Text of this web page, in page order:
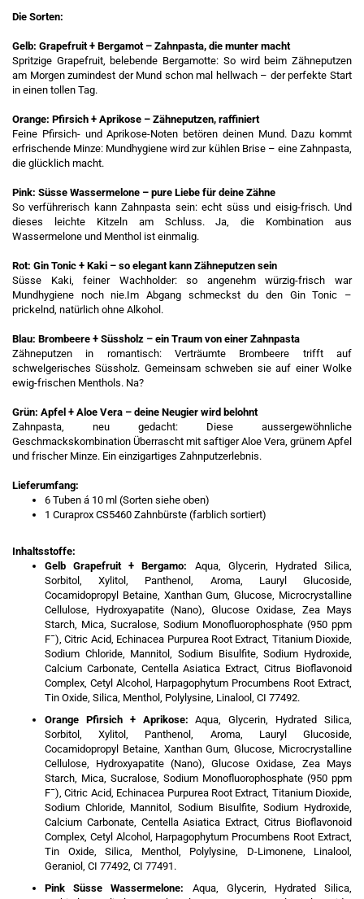
Die Sorten:
Gelb: Grapefruit + Bergamot – Zahnpasta, die munter macht
Spritzige Grapefruit, belebende Bergamotte: So wird beim Zähneputzen
am Morgen zumindest der Mund schon mal hellwach – der perfekte Start
in einen tollen Tag.
Orange: Pfirsich + Aprikose – Zähneputzen, raffiniert
Feine Pfirsich- und Aprikose-Noten betören deinen Mund. Dazu kommt
erfrischende Minze: Mundhygiene wird zur kühlen Brise – eine Zahnpasta,
die glücklich macht.
Pink: Süsse Wassermelone – pure Liebe für deine Zähne
So verführerisch kann Zahnpasta sein: echt süss und eisig-frisch. Und
dieses leichte Kitzeln am Schluss. Ja, die Kombination aus
Wassermelone und Menthol ist einmalig.
Rot: Gin Tonic + Kaki – so elegant kann Zähneputzen sein
Süsse Kaki, feiner Wachholder: so angenehm würzig-frisch war
Mundhygiene noch nie.Im Abgang schmeckst du den Gin Tonic –
prickelnd, natürlich ohne Alkohol.
Blau: Brombeere + Süssholz – ein Traum von einer Zahnpasta
Zähneputzen in romantisch: Verträumte Brombeere trifft auf
schwelgerisches Süssholz. Gemeinsam schweben sie auf einer Wolke
ewig-frischen Menthols. Na?
Grün: Apfel + Aloe Vera – deine Neugier wird belohnt
Zahnpasta, neu gedacht: Diese aussergewöhnliche
Geschmackskombination Überrascht mit saftiger Aloe Vera, grünem Apfel
und frischer Minze. Ein einzigartiges Zahnputzerlebnis.
Lieferumfang:
6 Tuben á 10 ml (Sorten siehe oben)
1 Curaprox CS5460 Zahnbürste (farblich sortiert)
Inhaltsstoffe:
Gelb Grapefruit + Bergamo: Aqua, Glycerin, Hydrated Silica,
Sorbitol, Xylitol, Panthenol, Aroma, Lauryl Glucoside,
Cocamidopropyl Betaine, Xanthan Gum, Glucose, Microcrystalline
Cellulose, Hydroxyapatite (Nano), Glucose Oxidase, Zea Mays
Starch, Mica, Sucralose, Sodium Monofluorophosphate (950 ppm
F¯), Citric Acid, Echinacea Purpurea Root Extract, Titanium Dioxide,
Sodium Chloride, Mannitol, Sodium Bisulfite, Sodium Hydroxide,
Calcium Carbonate, Centella Asiatica Extract, Citrus Bioflavonoid
Complex, Cetyl Alcohol, Harpagophytum Procumbens Root Extract,
Tin Oxide, Silica, Menthol, Polylysine, Linalool, CI 77492.
Orange Pfirsich + Aprikose: Aqua, Glycerin, Hydrated Silica,
Sorbitol, Xylitol, Panthenol, Aroma, Lauryl Glucoside,
Cocamidopropyl Betaine, Xanthan Gum, Glucose, Microcrystalline
Cellulose, Hydroxyapatite (Nano), Glucose Oxidase, Zea Mays
Starch, Mica, Sucralose, Sodium Monofluorophosphate (950 ppm
F¯), Citric Acid, Echinacea Purpurea Root Extract, Titanium Dioxide,
Sodium Chloride, Mannitol, Sodium Bisulfite, Sodium Hydroxide,
Calcium Carbonate, Centella Asiatica Extract, Citrus Bioflavonoid
Complex, Cetyl Alcohol, Harpagophytum Procumbens Root Extract,
Tin Oxide, Silica, Menthol, Polylysine, D-Limonene, Linalool,
Geraniol, CI 77492, CI 77491.
Pink Süsse Wassermelone: Aqua, Glycerin, Hydrated Silica,